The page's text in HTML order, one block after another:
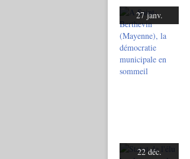
27 janv.
22 déc.